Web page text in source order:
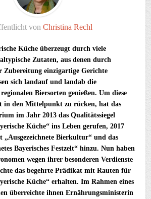
von Christina Rechl
Küche überzeugt durch viele
Zutaten, aus denen durch
Zubereitung einzigartige Gerichte
sich landauf und landab die
Biersorten genießen. Um diese
in den Mittelpunkt zu rücken, hat das
im Jahr 2013 das Qualitätssiegel
Küche“ ins Leben gerufen, 2017
„Ausgezeichnete Bierkultur“ und das
Bayerisches Festzelt“ hinzu. Nun haben
wegen ihrer besonderen Verdienste
das begehrte Prädikat mit Rauten für
Küche“ erhalten. Im Rahmen eines
überreichte ihnen Ernährungsministerin